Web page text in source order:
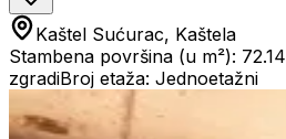
Kaštel Sućurac, Kaštela
Stambena površina (u m²): 72.14
zgradiBroj etaža: Jednoetažni